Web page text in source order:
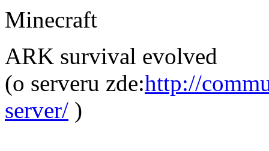
Minecraft
ARK survival evolved
(o serveru zde:http://
server/ )